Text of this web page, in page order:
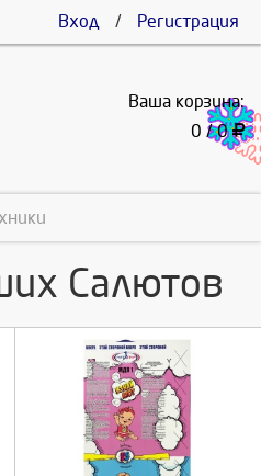
Вход / Регистрация
Ваша корзина:
0 / 0
Салютов